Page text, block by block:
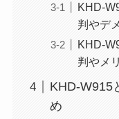
KHD-
判やデ
KHD-
判やメ
KHD-W915
め